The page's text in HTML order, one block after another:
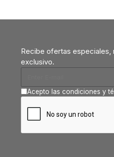
Recibe ofertas especiales,
exclusivo.
Acepto las condiciones y